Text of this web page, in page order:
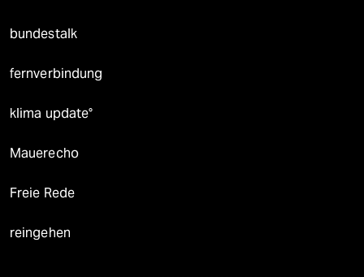
bundestalk
fernverbindung
klima update°
Mauerecho
Freie Rede
reingehen